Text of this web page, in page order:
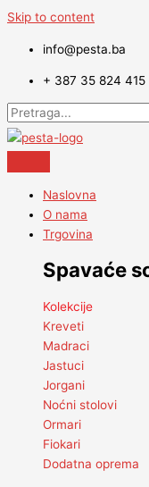
Skip to content
info@pesta.ba
+ 387 35 824 415
Naslovna
O nama
Trgovina
Spavaće
Kolekcije
Kreveti
Madraci
Jastuci
Jorgani
Noćni stolovi
Ormari
Fiokari
Dodatna oprema